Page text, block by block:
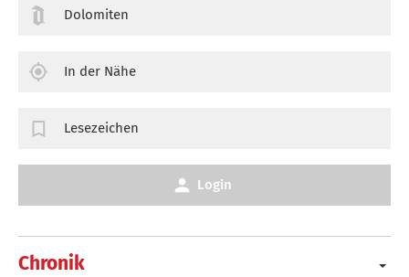
Chronik
Dolomiten
In der Nähe
Lesezeichen
Login